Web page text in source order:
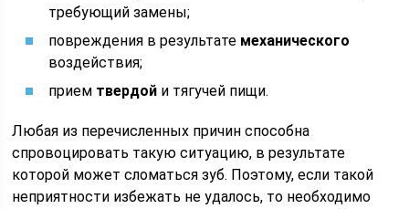
требующий замены;
повреждения в результате механического
воздействия;
прием твердой и тягучей пищи.
Любая из перечисленных причин способна
спровоцировать такую ситуацию, в результате
которой может сломаться зуб. Поэтому, если такой
неприятности избежать не удалось, то необходимо